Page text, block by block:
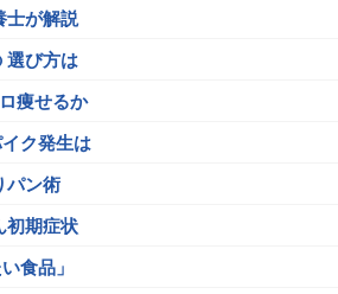
士が解説
選び方は
痩せるか
ク発生は
パン術
初期症状
食品」